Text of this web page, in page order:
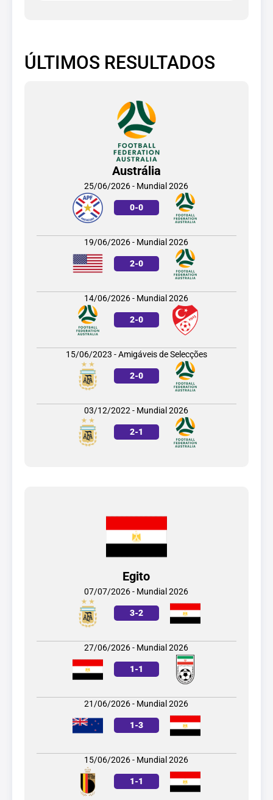
ÚLTIMOS RESULTADOS
Austrália
25/06/2026 - Mundial 2026
0-0
19/06/2026 - Mundial 2026
2-0
14/06/2026 - Mundial 2026
2-0
15/06/2023 - Amigáveis de Selecções
2-0
03/12/2022 - Mundial 2026
2-1
Egito
07/07/2026 - Mundial 2026
3-2
27/06/2026 - Mundial 2026
1-1
21/06/2026 - Mundial 2026
1-3
15/06/2026 - Mundial 2026
1-1